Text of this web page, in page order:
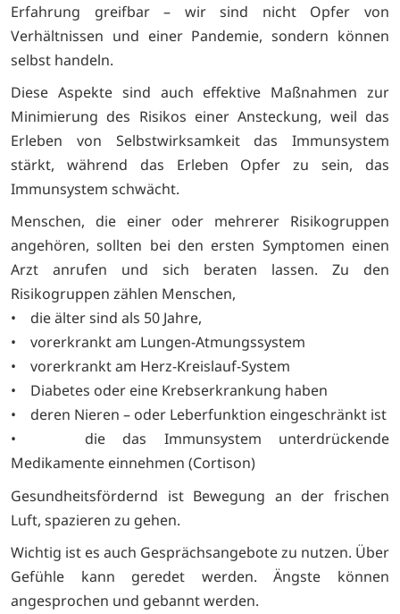
Erfahrung greifbar – wir sind nicht Opfer von
Verhältnissen und einer Pandemie, sondern können
selbst handeln.
Diese Aspekte sind auch effektive Maßnahmen zur
Minimierung des Risikos einer Ansteckung, weil das
Erleben von Selbstwirksamkeit das Immunsystem
stärkt, während das Erleben Opfer zu sein, das
Immunsystem schwächt.
Menschen, die einer oder mehrerer Risikogruppen
angehören, sollten bei den ersten Symptomen einen
Arzt anrufen und sich beraten lassen. Zu den
Risikogruppen zählen Menschen,
• die älter sind als 50 Jahre,
• vorerkrankt am Lungen-Atmungssystem
• vorerkrankt am Herz-Kreislauf-System
• Diabetes oder eine Krebserkrankung haben
• deren Nieren – oder Leberfunktion eingeschränkt ist
• die das Immunsystem unterdrückende
Medikamente einnehmen (Cortison)
Gesundheitsfördernd ist Bewegung an der frischen
Luft, spazieren zu gehen.
Wichtig ist es auch Gesprächsangebote zu nutzen. Über
Gefühle kann geredet werden. Ängste können
angesprochen und gebannt werden.